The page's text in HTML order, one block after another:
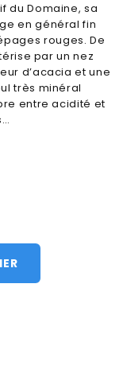
du Domaine, sa
en général fin
rouges. De
par un nez
d’acacia et une
très minéral
entre acidité et